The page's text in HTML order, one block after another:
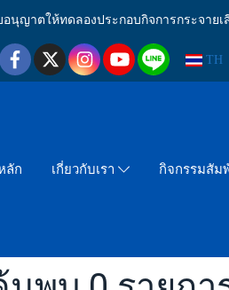
นุญาตให้ทดลองประกอบกิจการกระจาย
TH
ลัก เกี่ยวกับเรา กิจกรรมสัม